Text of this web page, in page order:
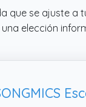
que se ajuste
elección